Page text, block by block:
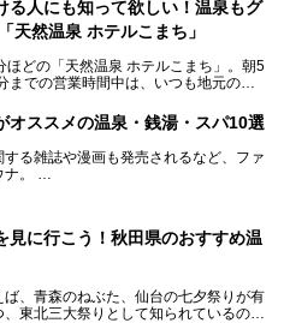
ます。
表される米の生産量は国内第3位。米
（魚醤）といった独特の食材も豊富で
名な催しも多い秋田県。観光旅行にも
すめスーパー銭湯＆立ち寄り湯情報をご
る人にも知って欲しい！温泉もグ
天然温泉 ホテルこまち」
ほどの「天然温泉 ホテルこまち」。朝5
までの営業時間中は、いつも地元の人
に1泊3,500円からと破格の安さ！
温泉 ホテルこまち」の魅力をたっぷ
オススメの温泉・銭湯・スパ10選
る雑誌や漫画も発売されるなど、ファ
。
も増えています。
サウナが楽しめる、秋田県内にあるオ
スパを10件まとめてご紹介します。
見に行こう！秋田県のおすすめ温
、青森のねぶた、仙台の七夕祭りが有
東北三大祭りとして知られているのが